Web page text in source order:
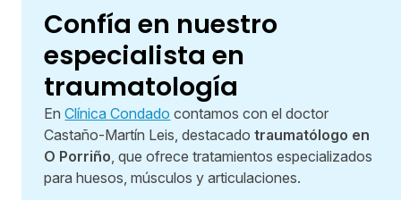
Confía en nuestro
especialista en
traumatología
EnClínica Condado contamos con el doctor
Castaño-Martín Leis, destacadotraumatólogo en
O Porriño, que ofrece tratamientos especializados
para huesos, músculos y articulaciones.